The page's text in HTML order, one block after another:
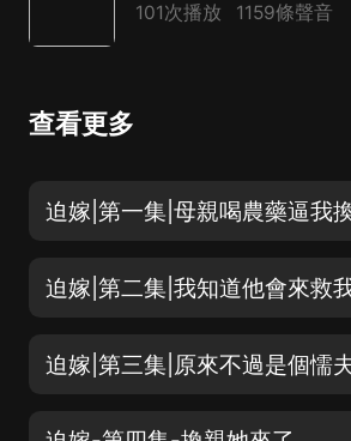
101次播放 1159條聲音
查看更多